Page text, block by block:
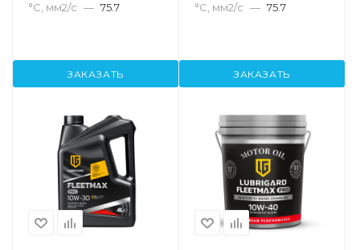
°С, мм2/с — 75.7
ЗАКАЗАТЬ
°С, мм2/с — 75.7
ЗАКАЗАТЬ